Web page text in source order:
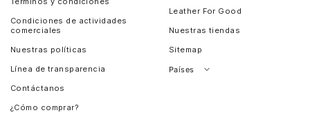
Condiciones de actividades
comerciales
Nuestras políticas
Línea de transparencia
Contáctanos
¿Cómo comprar?
Leather For Good
Nuestras tiendas
Sitemap
Países